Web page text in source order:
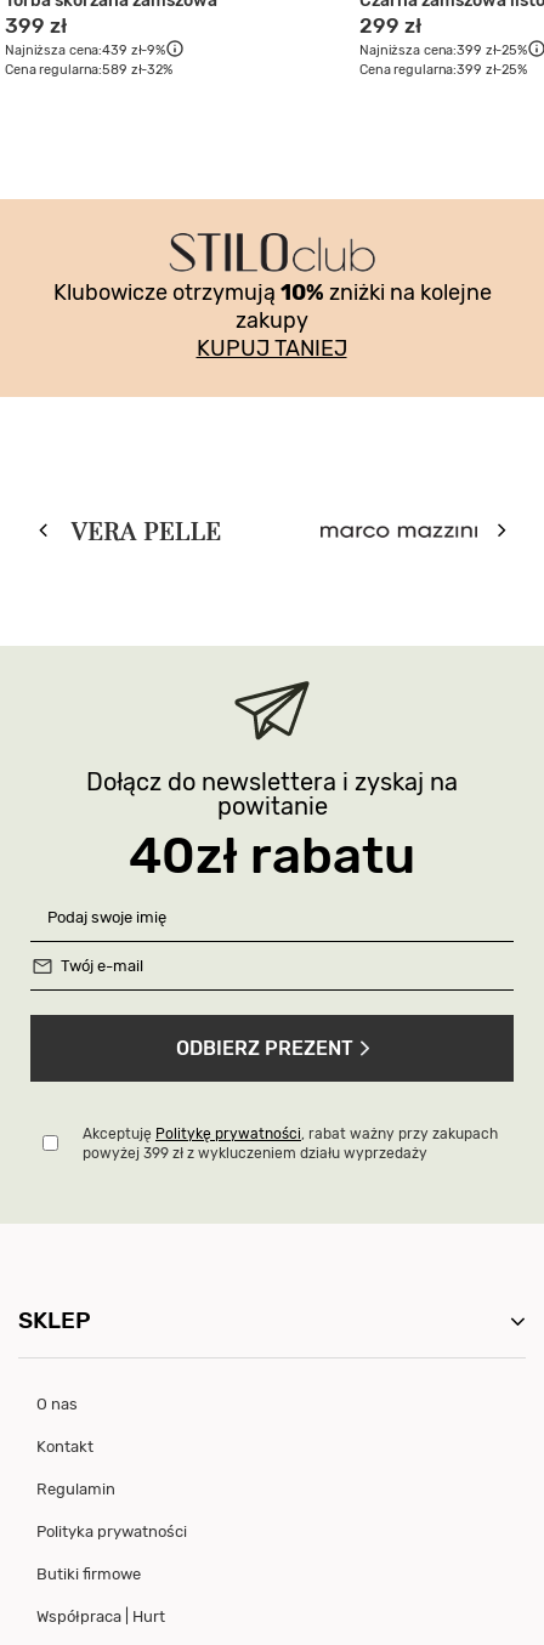
399 zł
Najniższa cena:439 zł-9%
Cena regularna:589 zł-32%
299 zł
Najniższa cena:399 zł-25%
Cena regularna:399 zł-25%
Klubowicze otrzymują 10% zniżki na kolejne
zakupy
KUPUJ TANIEJ
Dołącz do newslettera i zyskaj na
powitanie
40zł rabatu
ODBIERZ PREZENT
Akceptuję Politykę prywatności, rabat ważny przy zakupach
powyżej 399 zł z wykluczeniem działu wyprzedaży
SKLEP
O nas
Kontakt
Regulamin
Polityka prywatności
Butiki firmowe
Współpraca | Hurt